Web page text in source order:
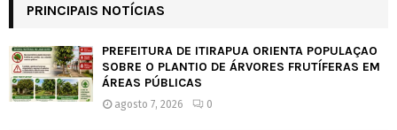
PRINCIPAIS NOTÍCIAS
PREFEITURA DE ITIRAPUÃ ORIENTA POPULAÇÃO
SOBRE O PLANTIO DE ÁRVORES FRUTÍFERAS EM
ÁREAS PÚBLICAS
agosto 7, 2026 0